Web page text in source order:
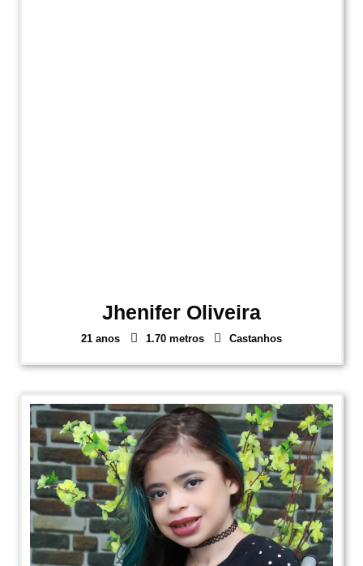
Jhenifer Oliveira
21 anos 1.70 metros Castanhos